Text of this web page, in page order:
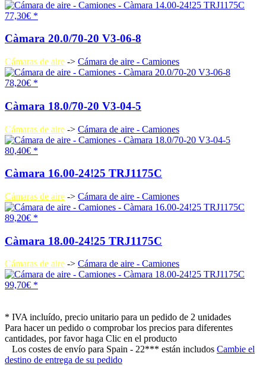
77,30€ *
Càmara 20.0/70-20 V3-06-8
Cámaras de aire -> Cámara de aire - Camiones
78,20€ *
Càmara 18.0/70-20 V3-04-5
Cámaras de aire -> Cámara de aire - Camiones
80,40€ *
Càmara 16.00-24!25 TRJ1175C
Cámaras de aire -> Cámara de aire - Camiones
89,20€ *
Càmara 18.00-24!25 TRJ1175C
Cámaras de aire -> Cámara de aire - Camiones
99,70€ *
* IVA incluído, precio unitario para un pedido de 2 unidades
Para hacer un pedido o comprobar los precios para diferentes
cantidades, por favor haga Clic en el producto
Los costes de envío para Spain - 22*** están includos Cambie el
destino de entrega de su pedido